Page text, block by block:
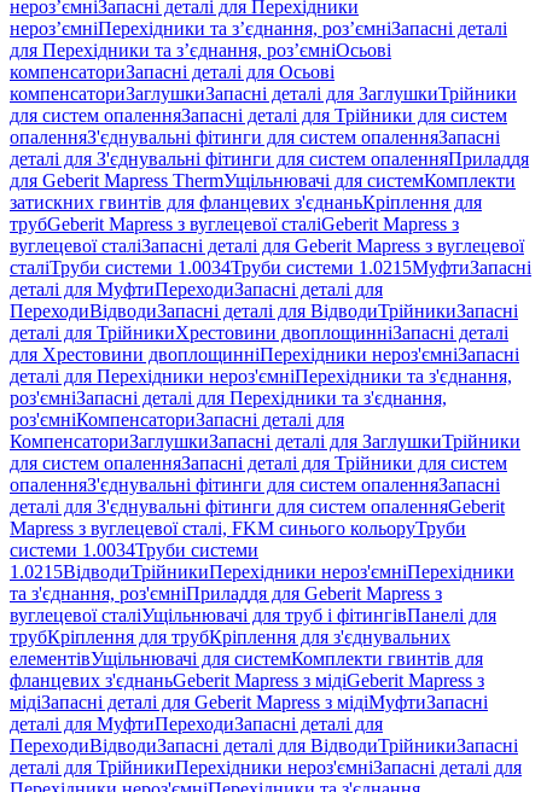
нероз’ємніЗапасні деталі для Перехідники
нероз’ємніПерехідники та з’єднання, роз’ємніЗапасні деталі
для Перехідники та з’єднання, роз’ємніОсьові
компенсаториЗапасні деталі для Осьові
компенсаториЗаглушкиЗапасні деталі для ЗаглушкиТрійники
для систем опаленняЗапасні деталі для Трійники для систем
опаленняЗ'єднувальні фітинги для систем опаленняЗапасні
деталі для З'єднувальні фітинги для систем опаленняПриладдя
для Geberit Mapress ThermУщільнювачі для системКомплекти
затискних гвинтів для фланцевих з'єднаньКріплення для
трубGeberit Mapress з вуглецевої сталіGeberit Mapress з
вуглецевої сталіЗапасні деталі для Geberit Mapress з вуглецевої
сталіТруби системи 1.0034Труби системи 1.0215МуфтиЗапасні
деталі для МуфтиПереходиЗапасні деталі для
ПереходиВідводиЗапасні деталі для ВідводиТрійникиЗапасні
деталі для ТрійникиХрестовини двоплощинніЗапасні деталі
для Хрестовини двоплощинніПерехідники нероз'ємніЗапасні
деталі для Перехідники нероз'ємніПерехідники та з'єднання,
роз'ємніЗапасні деталі для Перехідники та з'єднання,
роз'ємніКомпенсаториЗапасні деталі для
КомпенсаториЗаглушкиЗапасні деталі для ЗаглушкиТрійники
для систем опаленняЗапасні деталі для Трійники для систем
опаленняЗ'єднувальні фітинги для систем опаленняЗапасні
деталі для З'єднувальні фітинги для систем опаленняGeberit
Mapress з вуглецевої сталі, FKM синього кольоруТруби
системи 1.0034Труби системи
1.0215ВідводиТрійникиПерехідники нероз'ємніПерехідники
та з'єднання, роз'ємніПриладдя для Geberit Mapress з
вуглецевої сталіУщільнювачі для труб і фітингівПанелі для
трубКріплення для трубКріплення для з'єднувальних
елементівУщільнювачі для системКомплекти гвинтів для
фланцевих з'єднаньGeberit Mapress з мідіGeberit Mapress з
мідіЗапасні деталі для Geberit Mapress з мідіМуфтиЗапасні
деталі для МуфтиПереходиЗапасні деталі для
ПереходиВідводиЗапасні деталі для ВідводиТрійникиЗапасні
деталі для ТрійникиПерехідники нероз'ємніЗапасні деталі для